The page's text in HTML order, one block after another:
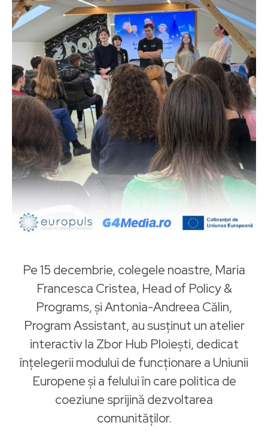
Pe 15 decembrie, colegele noastre, Maria
Francesca Cristea, Head of Policy &
Programs, și Antonia-Andreea Călin,
Program Assistant, au susținut un atelier
interactiv la Zbor Hub Ploiești, dedicat
înțelegerii modului de funcționare a Uniunii
Europene și a felului în care politica de
coeziune sprijină dezvoltarea
comunităților.